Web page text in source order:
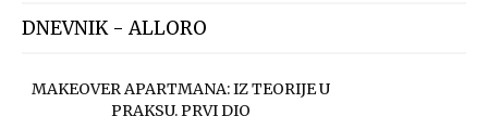
DNEVNIK - ALLORO
MAKEOVER APARTMANA: IZ TEORIJE U
PRAKSU. PRVI DIO